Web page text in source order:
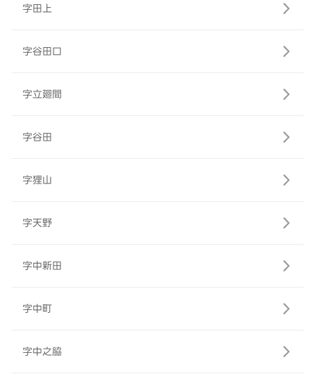
字田上
字谷田口
字立廻間
字谷田
字狸山
字天野
字中新田
字中町
字中之脇